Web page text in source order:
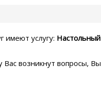
имеют услугу: Настольный
Вас возникнут вопросы, Вы